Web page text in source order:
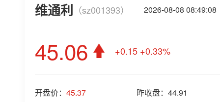
维通利 （sz001393） 2026-08-08 08:49:08
45.06 +0.15 +0.33%
开盘价： 45.37 昨收盘： 44.91